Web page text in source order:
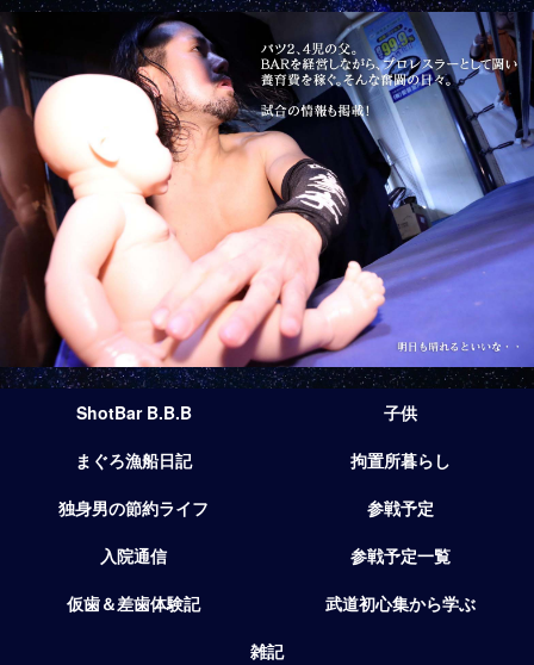
ShotBar B.B.B
子供
まぐろ漁船日記
拘置所暮らし
独身男の節約ライフ
参戦予定
入院通信
参戦予定一覧
仮歯＆差歯体験記
武道初心集から学ぶ
雑記